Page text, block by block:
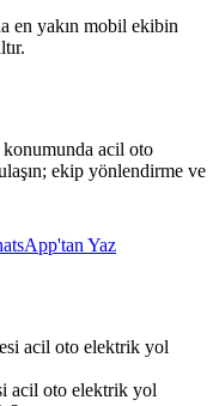
en yakın mobil ekibin
konumunda acil oto
ekip yönlendirme ve
Yaz
acil oto elektrik yol
acil oto elektrik yol